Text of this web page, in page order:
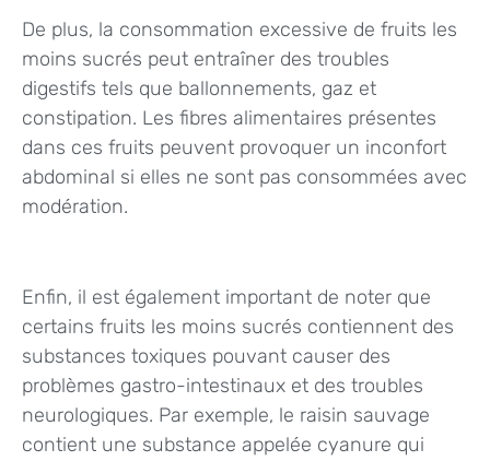
De plus, la consommation excessive de fruits les
moins sucrés peut entraîner des troubles
digestifs tels que ballonnements, gaz et
constipation. Les fibres alimentaires présentes
dans ces fruits peuvent provoquer un inconfort
abdominal si elles ne sont pas consommées avec
modération.
Enfin, il est également important de noter que
certains fruits les moins sucrés contiennent des
substances toxiques pouvant causer des
problèmes gastro-intestinaux et des troubles
neurologiques. Par exemple, le raisin sauvage
contient une substance appelée cyanure qui